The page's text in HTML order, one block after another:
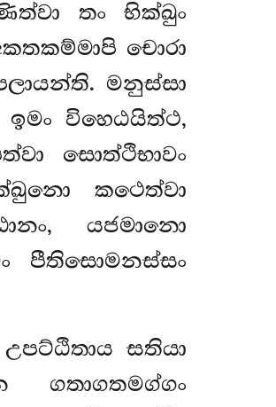
තං භික්ඛුං
චොරා
මනුස්සා
ඉමං විහෙඨයිත්ථ,
සොත්ථිභාවං
කථෙත්වා
යජමානො
පීතිසොමනස්සං
සතියා